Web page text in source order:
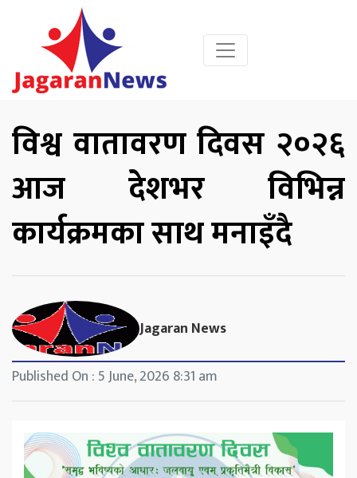
विश्व वातावरण दिवस २०२६
आज देशभर विभिन्न
कार्यक्रमका साथ मनाइँदै
Jagaran News
Published On : 5 June, 2026 8:31 am